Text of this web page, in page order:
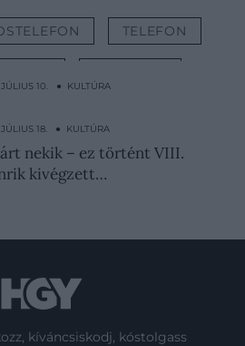
TELEFON
JÚLIUS 10. ● KULTÚRA
látott nőt
18. ● KULTÚRA
nekik – ez történt VIII.
kivégzett…
kíváncsiskodj, kóstolgass